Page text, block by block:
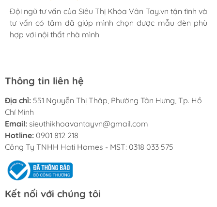
Mình rất ưng khi đến Siêu Thị Khóa Vân Tay.vn. Ở đây
có rất nhiều mặt hàng phong phú, tha hồ lựa chọn.
Nhân viên chuyên nghiệp, nhiệt tình. Chúc Hati ngày
Đội ngũ tư vấn của Siêu Thị Khóa Vân Tay.vn tận tình và
tư vấn có tâm đã giúp mình chọn được mẫu đèn phù
hợp với nội thất nhà mình
Mua đèn tại Siêu Thị Khóa Vân Tay.vn mình hoàn toàn
yên tâm với chính sách bảo hành 24 tháng tại nhà. Bạn
kĩ thuật lắp đặt rất cận thận và chu đáo
Thông tin liên hệ
Địa chỉ: 551 Nguyễn Thị Thập, Phường Tân Hưng, Tp. Hồ
Chí Minh
Email: sieuthikhoavantayvn@gmail.com
Hotline: 0901 812 218
Công Ty TNHH Hati Homes - MST: 0318 033 575
Kết nối với chúng tôi